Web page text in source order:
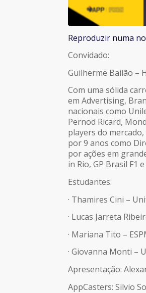
FEED RSS
INCORPORAR
Reproduzir numa
Convidado:
Guilherme Bailão –
Com uma sólida
em Advertising,
nacionais como
Pernod Ricard,
players do
por 9 anos como
por ações em
in Rio, GP Brasil F1
Estudantes:
· Thamires Cini –
· Lucas Jarreta
· Mariana Tito –
· Giovanna Monti –
Apresentação:
AppCasters: Silvio